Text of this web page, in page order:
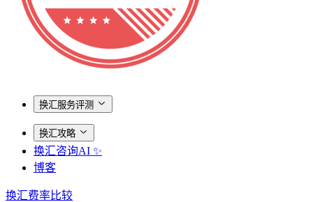
换汇服务评测
换汇攻略
换汇咨询AI ✨
博客
换汇费率比较